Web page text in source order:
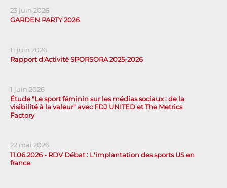
23 juin 2026
GARDEN PARTY 2026
11 juin 2026
Rapport d'Activité SPORSORA 2025-2026
1 juin 2026
Étude "Le sport féminin sur les médias sociaux : de la
visibilité à la valeur" avec FDJ UNITED et The Metrics
Factory
22 mai 2026
11.06.2026 - RDV Débat : L'implantation des sports US en
france